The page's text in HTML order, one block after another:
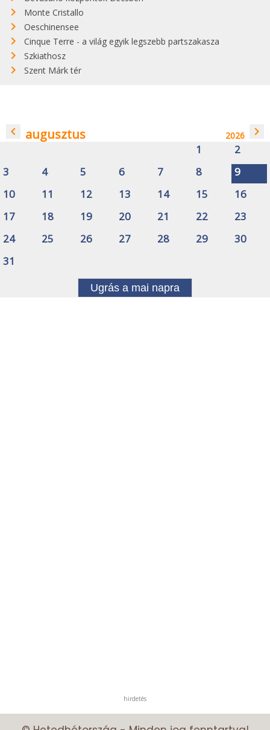
Monte Cristallo
Oeschinensee
Cinque Terre - a világ egyik legszebb partszakasza
Szkiathosz
Szent Márk tér
navigate_before augusztus 2026 navigate_next
1
2
3
4 5 6 7 8
9
10
11 12 13 14 15
16
17
18 19 20 21 22
23
24
25 26 27 28 29
30
31
Ugrás a mai napra
hirdetés